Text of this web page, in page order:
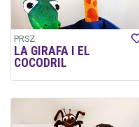
PRSZ
LA GIRAFA I EL
COCODRIL